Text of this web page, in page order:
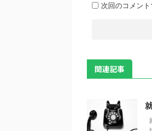
次回のコメン
関連記事